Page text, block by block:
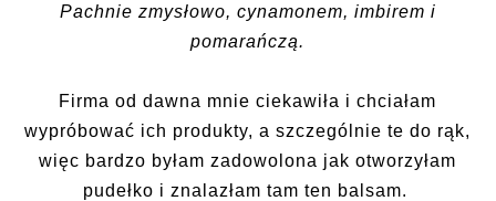
Pachnie zmysłowo, cynamonem, imbirem i
pomarańczą.
Firma od dawna mnie ciekawiła i chciałam
wypróbować ich produkty, a szczególnie te do rąk,
więc bardzo byłam zadowolona jak otworzyłam
pudełko i znalazłam tam ten balsam.